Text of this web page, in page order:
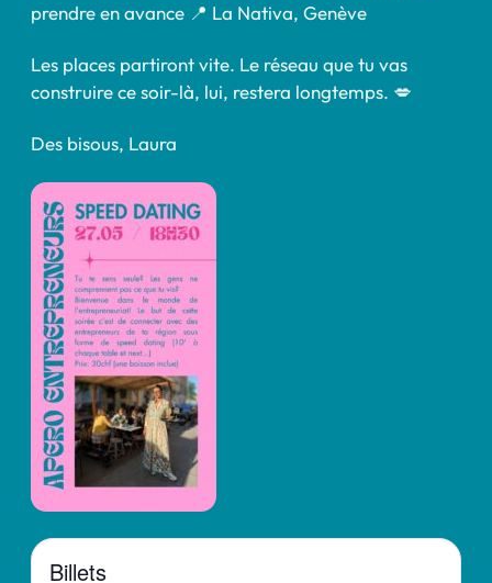
prendre en avance 📍 La Nativa, Genève
Les places partiront vite. Le réseau que tu vas
construire ce soir-là, lui, restera longtemps. 💋
Des bisous, Laura
Billets